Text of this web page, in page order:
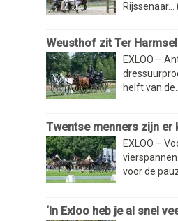
Weusthof zit Ter
EXLOO –
helft van
Twentse menners zijn er
EXLOO –
voor de
‘In Exloo heb je al snel